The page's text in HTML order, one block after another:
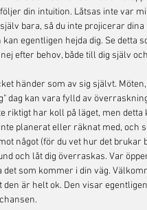
din intuition. Låtsas inte var
bara, så du inte projicerar
kan egentligen hejda dig. Se
efter behov, både till dig själv
händer som av sig självt.
dag kan vara fylld av
riktigt har koll på läget, men
planerat eller räknat med, och
något (för du vet hur det brukar
och låt dig överraskas. Var
det som kommer i din väg.
den är helt ok. Den visar